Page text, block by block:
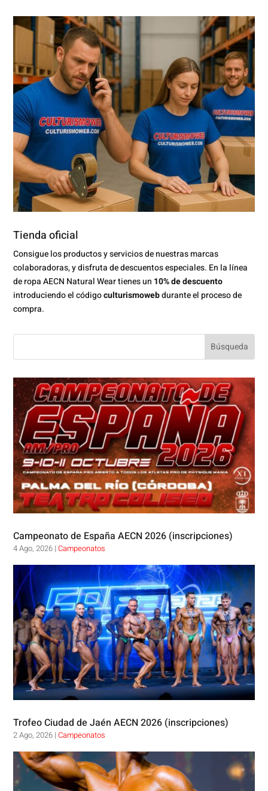
Tienda oficial
Consigue los productos y servicios de nuestras marcas
colaboradoras, y disfruta de descuentos especiales. En la línea
de ropa AECN Natural Wear tienes un 10% de descuento
introduciendo el códigoculturismowebdurante el proceso de
compra.
Campeonato de España AECN 2026 (inscripciones)
4 Ago, 2026 |Campeonatos
Trofeo Ciudad de Jaén AECN 2026 (inscripciones)
2 Ago, 2026 |Campeonatos